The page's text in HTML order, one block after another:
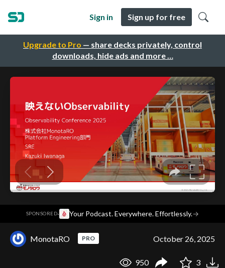
Upgrade to Pro — share decks privately, control
downloads, hide ads and more …
Sign in Sign up for free
SPONSORED· Your Podcast. Everywhere. Effortlessly.→
MonotaRO PRO October 26, 2025
950 3